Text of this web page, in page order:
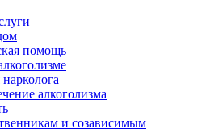
помощь
алкоголизма
и созависимым